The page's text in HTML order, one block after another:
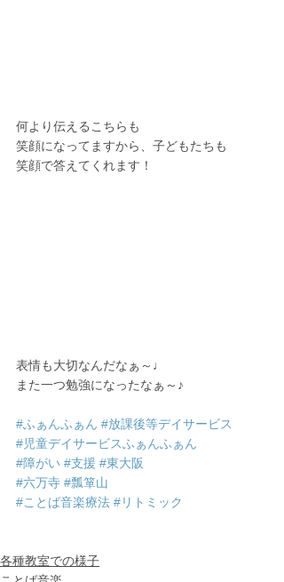
何より伝えるこちらも
笑顔になってますから、子どもたちも
笑顔で答えてくれます！
表情も大切なんだなぁ～♩
また一つ勉強になったなぁ～♪
#ふぁんふぁん #放課後等デイサービス
#児童デイサービスふぁんふぁん
#障がい #支援 #東大阪
#六万寺 #瓢箪山
#ことば音楽療法 #リトミック
各種教室での様子